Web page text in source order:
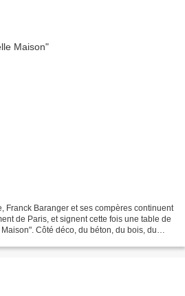
Franck Baranger et ses compères continuent
de Paris, et signent cette fois une table de
Côté déco, du béton, du bois, du